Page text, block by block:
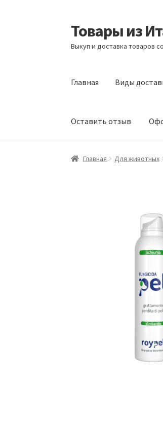
Перейти
к
навигации
Перейти
к
содержимому
Товары из
Выкуп и доставка товаров
Главная Виды
Оставить отзыв
Главная Виды доставки
Главная Для животных